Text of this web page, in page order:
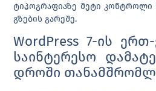
ტიპოგრაფიაზე მეტი კონტროლი
გზების გარეშე.
WordPress 7-ის
საინტერესო
დროში